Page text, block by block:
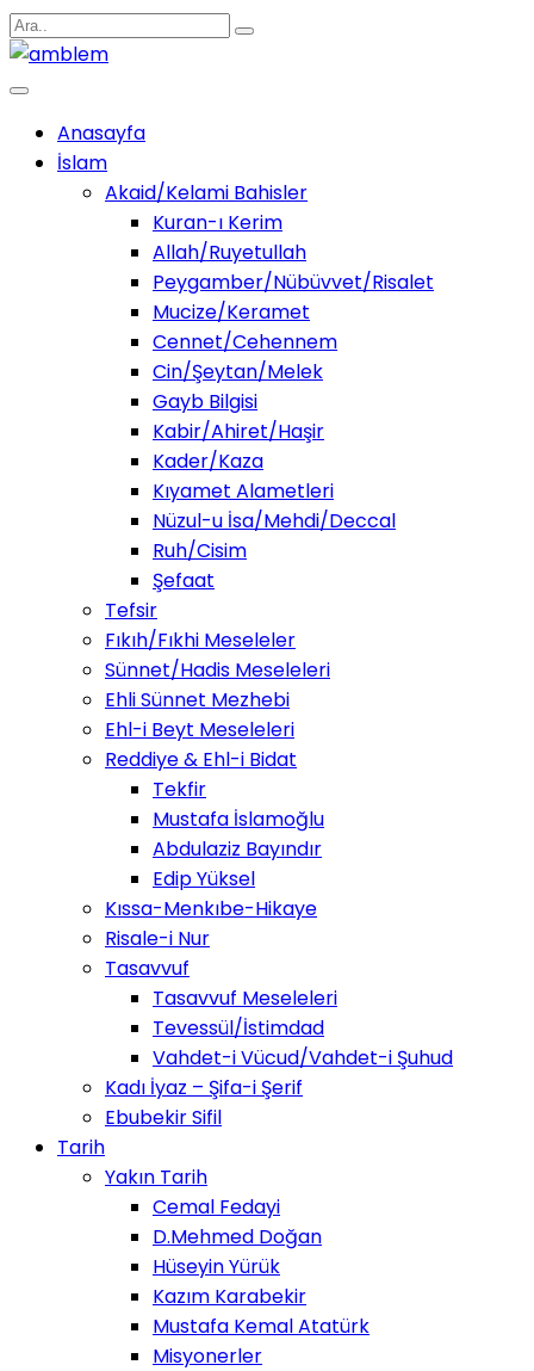
Anasayfa
İslam
Akaid/Kelami Bahisler
Kuran-ı Kerim
Allah/Ruyetullah
Peygamber/Nübüvvet/Risalet
Mucize/Keramet
Cennet/Cehennem
Cin/Şeytan/Melek
Gayb Bilgisi
Kabir/Ahiret/Haşir
Kader/Kaza
Kıyamet Alametleri
Nüzul-u İsa/Mehdi/Deccal
Ruh/Cisim
Şefaat
Tefsir
Fıkıh/Fıkhi Meseleler
Sünnet/Hadis Meseleleri
Ehli Sünnet Mezhebi
Ehl-i Beyt Meseleleri
Reddiye & Ehl-i Bidat
Tekfir
Mustafa İslamoğlu
Abdulaziz Bayındır
Edip Yüksel
Kıssa-Menkıbe-Hikaye
Risale-i Nur
Tasavvuf
Tasavvuf Meseleleri
Tevessül/İstimdad
Vahdet-i Vücud/Vahdet-i Şuhud
Kadı İyaz – Şifa-i Şerif
Ebubekir Sifil
Tarih
Yakın Tarih
Cemal Fedayi
D.Mehmed Doğan
Hüseyin Yürük
Kazım Karabekir
Mustafa Kemal Atatürk
Misyonerler